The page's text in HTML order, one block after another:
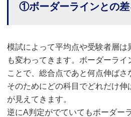
①ボーダーラインとの差
模試によって平均点や受験者層は
も変わってきます。ボーダーライ
ことで、総合点であと何点伸ばさ
そのためにどの科目でどれだけ
が見えてきます。
逆にA判定がでていてもボーダー